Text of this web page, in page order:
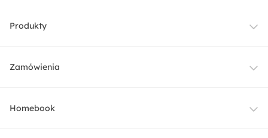
Produkty
Meble
Zamówienia
Dostawa
Homebook